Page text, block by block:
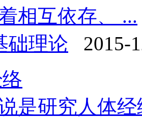
相互依存、 ...
础理论
2015-
是研究人体